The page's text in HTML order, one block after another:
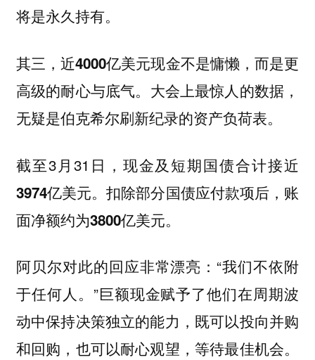
将是永久持有。
其三，近4000亿美元现金不是慵懒，而是更
高级的耐心与底气。 大会上最惊人的数据，
无疑是伯克希尔刷新纪录的资产负荷表。
截至3月31日，现金及短期国债合计接近
3974亿美元。扣除部分国债应付款项后，账
面净额约为3800亿美元。
阿贝尔对此的回应非常漂亮：“我们不依附
于任何人。”巨额现金赋予了他们在周期波
动中保持决策独立的能力，既可以投向并购
和回购，也可以耐心观望，等待最佳机会。